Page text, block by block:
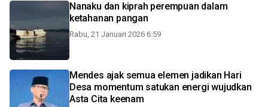
Nanaku dan kiprah perempuan dalam
ketahanan pangan
Rabu, 21 Januari 2026 6:59
Mendes ajak semua elemen jadikan Hari
Desa momentum satukan energi wujudkan
Asta Cita keenam